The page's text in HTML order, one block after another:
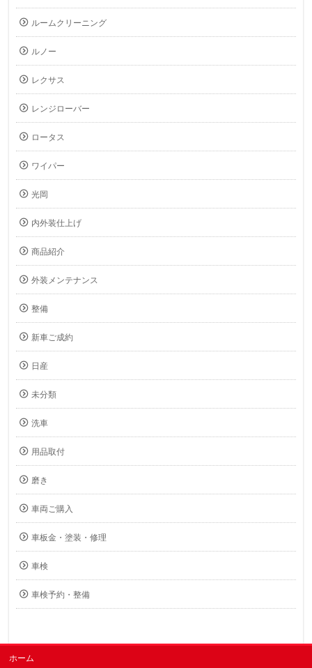
ルームクリーニング
ルノー
レクサス
レンジローバー
ロータス
ワイパー
光岡
内外装仕上げ
商品紹介
外装メンテナンス
整備
新車ご成約
日産
未分類
洗車
用品取付
磨き
車両ご購入
車板金・塗装・修理
車検
車検予約・整備
ホーム